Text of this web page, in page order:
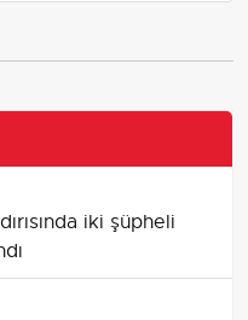
iki şüpheli